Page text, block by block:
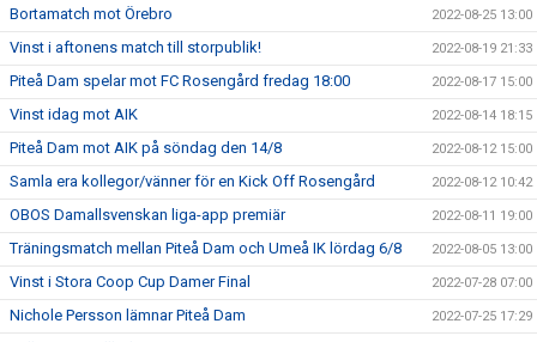
Bortamatch mot Örebro 2022-08-25 13:00
Vinst i aftonens match till storpublik! 2022-08-19 21:33
Piteå Dam spelar mot FC Rosengård fredag 18:00 2022-08-17 15:00
Vinst idag mot AIK 2022-08-14 18:15
Piteå Dam mot AIK på söndag den 14/8 2022-08-12 15:00
Samla era kollegor/vänner för en Kick Off Rosengård 2022-08-12 10:42
OBOS Damallsvenskan liga-app premiär 2022-08-11 19:00
Träningsmatch mellan Piteå Dam och Umeå IK lördag 6/8 2022-08-05 13:00
Vinst i Stora Coop Cup Damer Final 2022-07-28 07:00
Nichole Persson lämnar Piteå Dam 2022-07-25 17:29